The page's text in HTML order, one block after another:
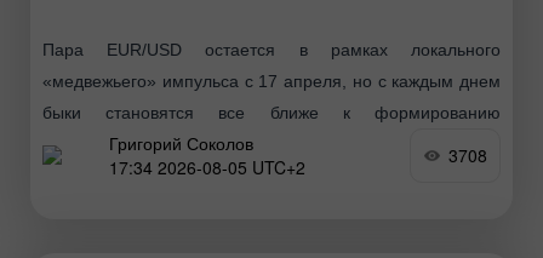
Пара EUR/USD остается в рамках локального
«медвежьего» импульса с 17 апреля, но с каждым днем
быки становятся все ближе к формированию
собственного тренда. Для этого им остается
инвалидировать «медвежий» имбаланс
Григорий Соколов
17:34 2026-08-05 UTC+2
3708